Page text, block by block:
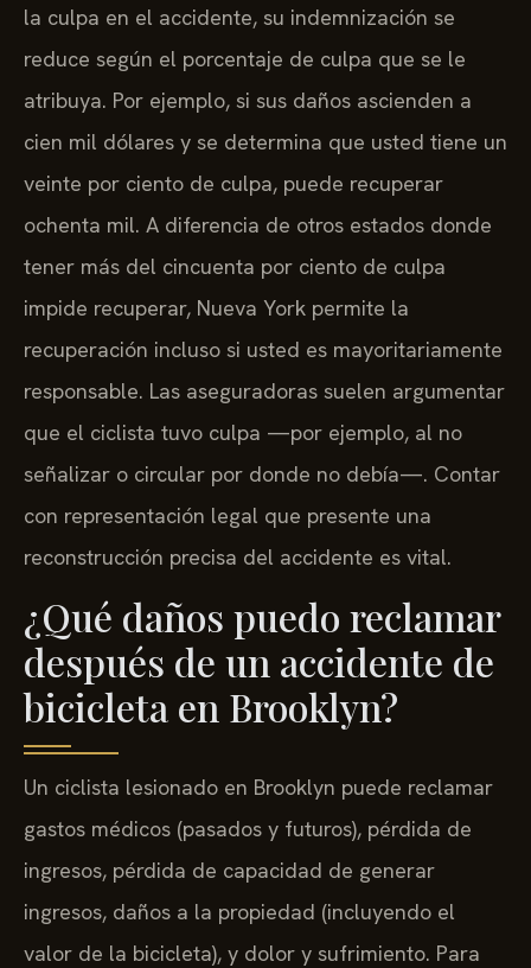
la culpa en el accidente, su indemnización se
reduce según el porcentaje de culpa que se le
atribuya. Por ejemplo, si sus daños ascienden a
cien mil dólares y se determina que usted tiene un
veinte por ciento de culpa, puede recuperar
ochenta mil. A diferencia de otros estados donde
tener más del cincuenta por ciento de culpa
impide recuperar, Nueva York permite la
recuperación incluso si usted es mayoritariamente
responsable. Las aseguradoras suelen argumentar
que el ciclista tuvo culpa —por ejemplo, al no
señalizar o circular por donde no debía—. Contar
con representación legal que presente una
reconstrucción precisa del accidente es vital.
¿Qué daños puedo reclamar
después de un accidente de
bicicleta en Brooklyn?
Un ciclista lesionado en Brooklyn puede reclamar
gastos médicos (pasados y futuros), pérdida de
ingresos, pérdida de capacidad de generar
ingresos, daños a la propiedad (incluyendo el
valor de la bicicleta), y dolor y sufrimiento. Para